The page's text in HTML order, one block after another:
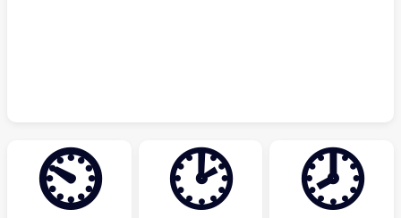
⏲ 🕑 🕗